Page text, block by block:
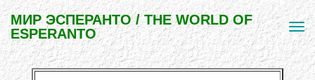
МИР ЭСПЕРАНТО / THE WORLD OF
ESPERANTO